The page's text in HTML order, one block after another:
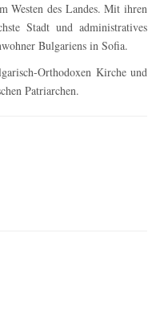
Westen des Landes. Mit ihren
Stadt und administratives
Bulgariens in Sofia.
Orthodoxen Kirche und
Patriarchen.